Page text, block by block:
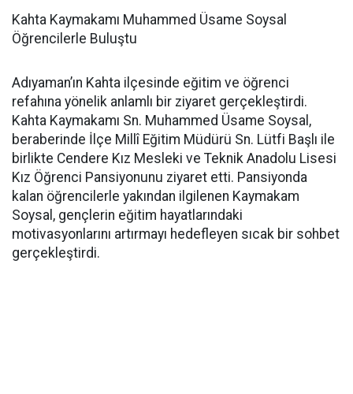
Kahta Kaymakamı Muhammed Üsame Soysal
Öğrencilerle Buluştu
Adıyaman’ın Kahta ilçesinde eğitim ve öğrenci
refahına yönelik anlamlı bir ziyaret gerçekleştirdi.
Kahta Kaymakamı Sn. Muhammed Üsame Soysal,
beraberinde İlçe Millî Eğitim Müdürü Sn. Lütfi Başlı ile
birlikte Cendere Kız Mesleki ve Teknik Anadolu Lisesi
Kız Öğrenci Pansiyonunu ziyaret etti. Pansiyonda
kalan öğrencilerle yakından ilgilenen Kaymakam
Soysal, gençlerin eğitim hayatlarındaki
motivasyonlarını artırmayı hedefleyen sıcak bir sohbet
gerçekleştirdi.